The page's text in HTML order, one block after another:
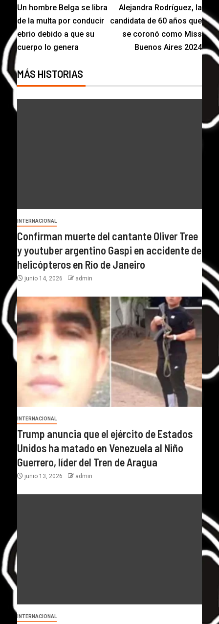
Un hombre Belga se libra
de la multa por conducir
ebrio debido a que su
cuerpo lo genera
Alejandra Rodríguez, la
candidata de 60 años que
se coronó como Miss
Buenos Aires 2024
MÁS HISTORIAS
INTERNACIONAL
Confirman muerte del cantante Oliver Tree
y youtuber argentino Gaspi en accidente de
helicópteros en Río de Janeiro
junio 14, 2026 admin
INTERNACIONAL
Trump anuncia que el ejército de Estados
Unidos ha matado en Venezuela al Niño
Guerrero, líder del Tren de Aragua
junio 13, 2026 admin
INTERNACIONAL